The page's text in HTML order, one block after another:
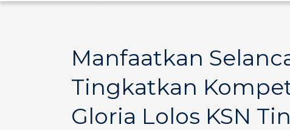
Manfaatkan
Tingkatkan
Gloria Lolos KSN